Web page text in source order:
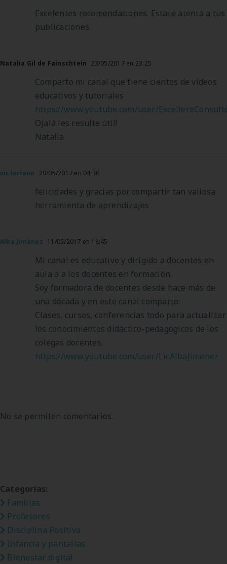
Excelentes recomendaciones. Estaré atenta a tus
publicaciones
Natalia Gil de Fainschtein 23/05/2017 en 23:25
Comparto mi canal que tiene cientos de videos
educativos y tutoriales
https://www.youtube.com/user/
Ojalá les resulte útil!
Natalia
victoriano 20/05/2017 en 04:30
felicidades y gracias por compartir tan valiosa
herramienta de aprendizajes
Alba Jiménez 11/05/2017 en 18:45
Mi canal es educativo y dirigido a docentes en
aula o a los docentes en formación.
Soy formadora de docentes desde hace más de
una década y en este canal comparto:
Clases, cursos, conferencias todo para actualizar
los conocimientos didáctico-pedagógicos de los
colegas docentes.
https://www.youtube.com/user/LicAlbaJimenez
No se permiten comentarios.
Categorías:
Familias
Profesores
Disciplina Positiva
Infancia y pantallas
Bienestar digital